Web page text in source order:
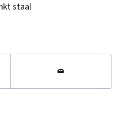
staal